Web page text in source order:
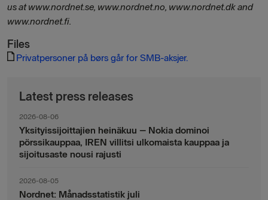
us at www.nordnet.se, www.nordnet.no, www.nordnet.dk and
www.nordnet.fi.
Files
Privatpersoner på børs går for SMB-aksjer.
Latest press releases
2026-08-06
Yksityissijoittajien heinäkuu – Nokia dominoi
pörssikauppaa, IREN villitsi ulkomaista kauppaa ja
sijoitusaste nousi rajusti
2026-08-05
Nordnet: Månadsstatistik juli